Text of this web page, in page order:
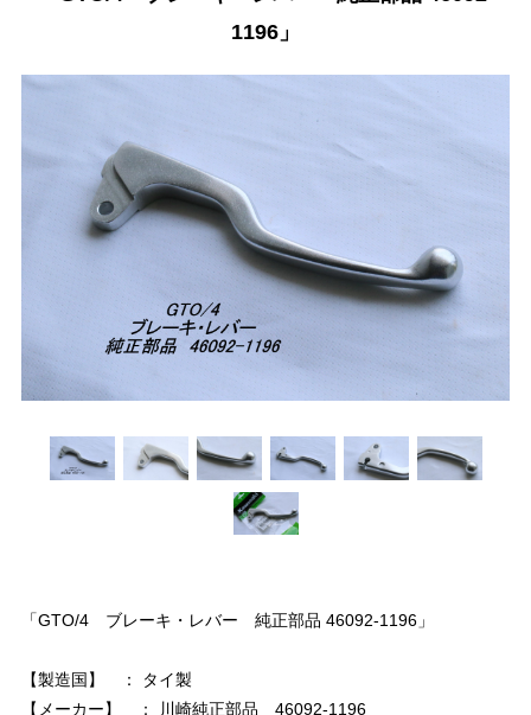
1196」
「GTO/4 ブレーキ・レバー 純正部品 46092-1196」
【製造国】 ： タイ製
【メーカー】 ： 川崎純正部品 46092-1196